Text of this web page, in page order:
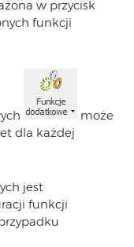
w przycisk
funkcji
może
dla każdej
jest
funkcji